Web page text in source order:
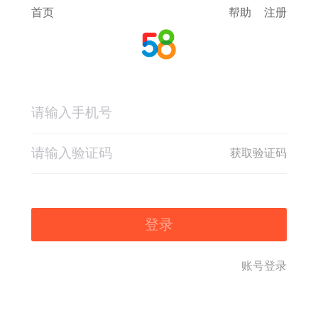
首页 帮助 注册
获取验证码
登录
账号登录